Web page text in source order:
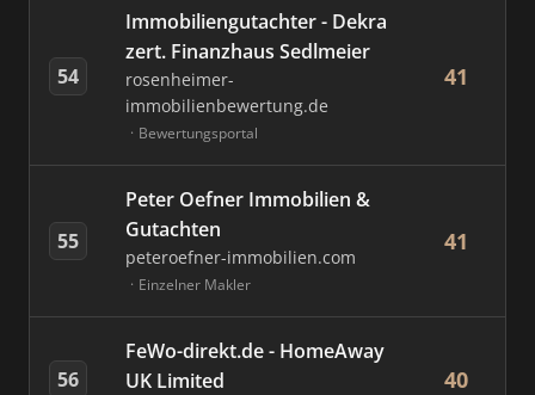
54
Immobiliengutachter - Dekra
zert. Finanzhaus Sedlmeier
rosenheimer-
immobilienbewertung.de
Bewertungsportal
41
55
Peter Oefner Immobilien &
Gutachten
peteroefner-immobilien.com
Einzelner Makler
41
56
FeWo-direkt.de - HomeAway
UK Limited
40